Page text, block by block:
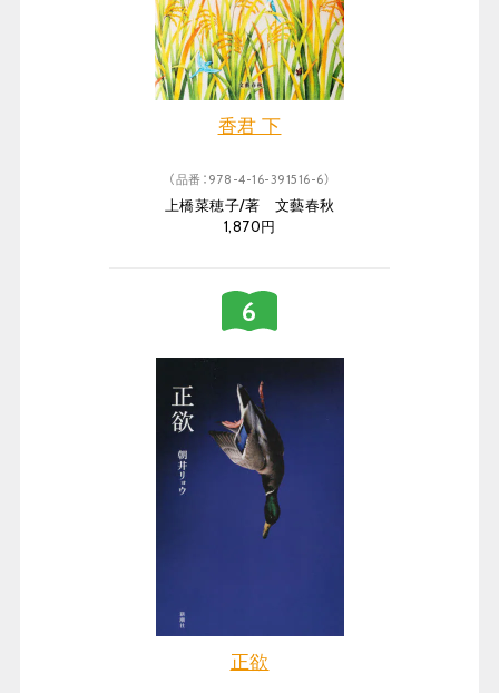
香君 下
（品番：978-4-16-391516-6）
上橋菜穂子/著 文藝春秋
1,870円
正欲